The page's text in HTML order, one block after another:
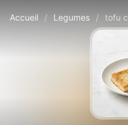
Accueil / Legumes / tofu cutlet